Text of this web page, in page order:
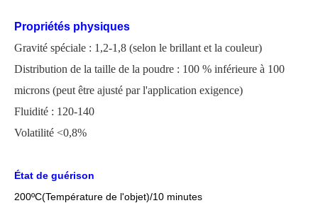
Propriétés physiques
Gravité spéciale : 1,2-1,8 (selon le brillant et la couleur)
Distribution de la taille de la poudre : 100 % inférieure à 100
microns (peut être ajusté par l'application exigence)
Fluidité : 120-140
Volatilité <0,8%
État de guérison
200ºC(Température de l'objet)/10 minutes